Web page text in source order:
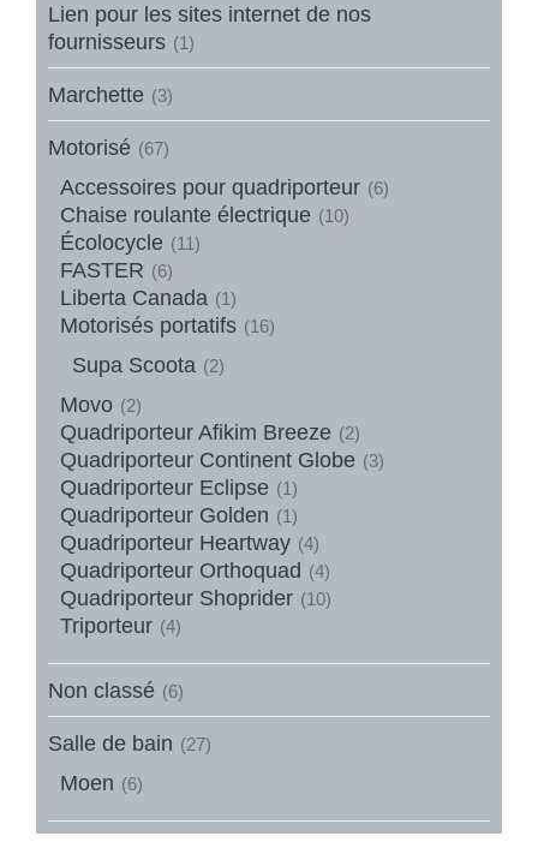
Lien pour les sites internet de nos
fournisseurs (1)
Marchette (3)
Motorisé (67)
Accessoires pour quadriporteur (6)
Chaise roulante électrique (10)
Écolocycle (11)
FASTER (6)
Liberta Canada (1)
Motorisés portatifs (16)
Supa Scoota (2)
Movo (2)
Quadriporteur Afikim Breeze (2)
Quadriporteur Continent Globe (3)
Quadriporteur Eclipse (1)
Quadriporteur Golden (1)
Quadriporteur Heartway (4)
Quadriporteur Orthoquad (4)
Quadriporteur Shoprider (10)
Triporteur (4)
Non classé (6)
Salle de bain (27)
Moen (6)